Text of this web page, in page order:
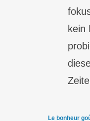
kein
Le bonheur